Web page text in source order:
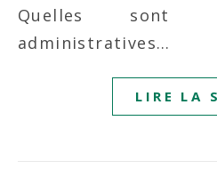
Quelles sont
administratives…
LIRE LA